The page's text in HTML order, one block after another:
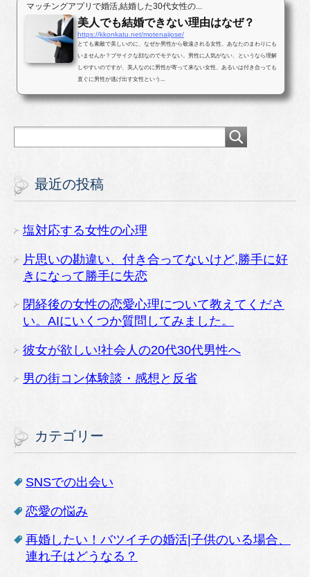
マッチングアプリで婚活,結婚した30代女性の...
美人でも結婚できない理由はなぜ？
https://kkonkatu.net/motenaijose/
とても素敵で美しいのに、なぜか男性から敬遠される女性、あなたのまわりにも
いませんか？ブサイクな顔なのでモテない。男性に人気がない、というなら理解
しやすいのですが、美人なのに男性が寄って来ない女性、あるいは付き合っても
直ぐに男性が逃げ出す女性という...
最近の投稿
塩対応する女性の心理
片思いの勘違い、付き合ってないけど,勝手に好
きになって勝手に失恋
閉経後の女性の恋愛心理について教えてくださ
い。AIにいくつか質問してみました。
彼女が欲しい!社会人の20代30代男性へ
男の街コン体験談・感想と反省
カテゴリー
SNSでの出会い
恋愛の悩み
再婚したい！バツイチの婚活|子供のいる場合、
連れ子はどうなる？